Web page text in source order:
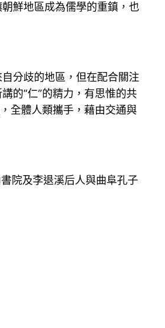
鮮地區成為儒學的重鎮，也
自分歧的地區，但在配合關注
的“仁”的精力，有思惟的共
全體人類攜手，藉由交通與
院及李退溪后人與曲阜孔子